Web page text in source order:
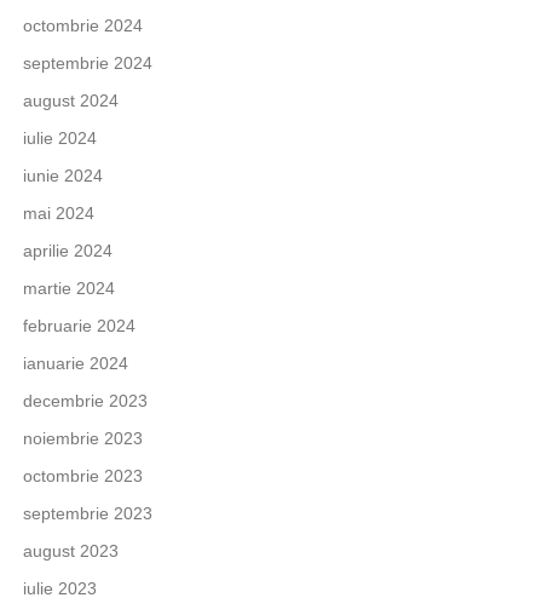
octombrie 2024
septembrie 2024
august 2024
iulie 2024
iunie 2024
mai 2024
aprilie 2024
martie 2024
februarie 2024
ianuarie 2024
decembrie 2023
noiembrie 2023
octombrie 2023
septembrie 2023
august 2023
iulie 2023